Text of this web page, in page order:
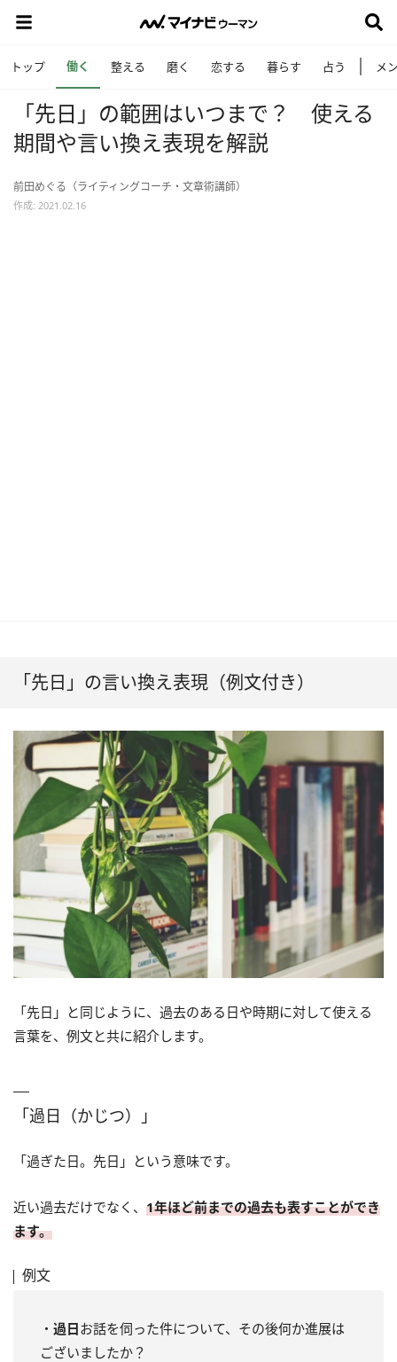
トップ 働く 整える 磨く 恋する 暮らす 占う メ
「先日」の範囲はいつまで？ 使える
期間や言い換え表現を解説
前田めぐる（ライティングコーチ・文章術講師）
作成: 2021.02.16
「先日」の言い換え表現（例文付き）
「先日」と同じように、過去のある日や時期に対して使える
言葉を、例文と共に紹介します。
「過日（かじつ）」
「過ぎた日。先日」という意味です。
近い過去だけでなく、 1年ほど前までの過去も表すことができ
ます。
例文
・ 過日お話を伺った件について、その後何か進展は
ございましたか？